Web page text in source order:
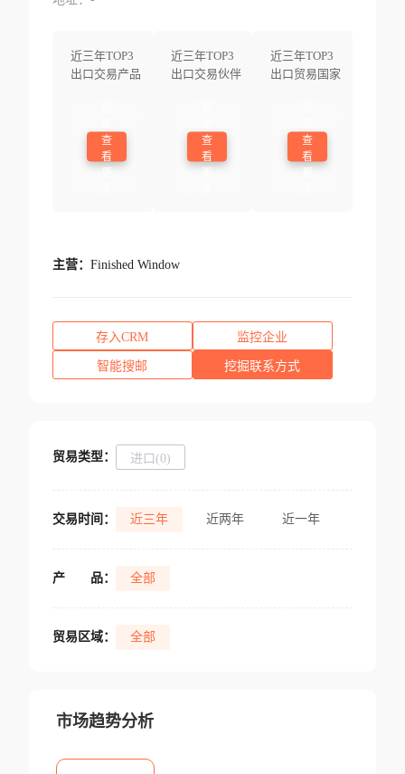
近三年TOP3
出口交易产品
查
看
近三年TOP3
出口交易伙伴
查
看
近三年TOP3
出口贸易国家
查
看
主营： Finished Window
存入CRM 监控企业
智能搜邮 挖掘联系方式
贸易类型： 进口(0)
交易时间： 近三年 近两年 近一年
产 品： 全部
贸易区域： 全部
市场趋势分析